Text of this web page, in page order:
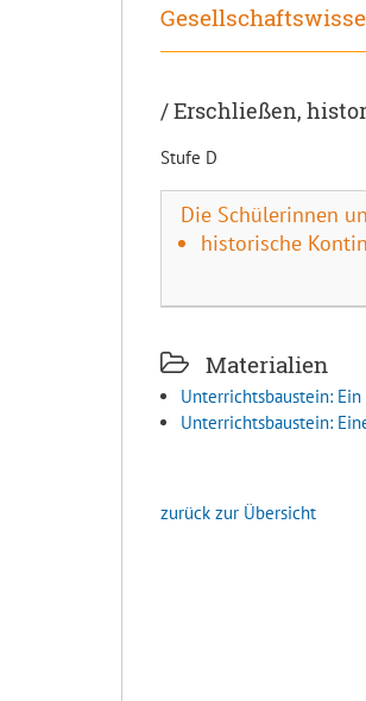
/ Erschließen,
Stufe D
Die Schülerinnen
historische
Materialien
Unterrichtsbaustein:
Unterrichtsbaustein:
zurück zur Übersicht